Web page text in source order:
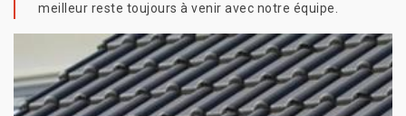
meilleur reste toujours à venir avec notre équipe.